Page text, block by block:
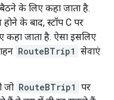
के लिए कहा जाता है.
के बाद, स्टॉप C पर
जाता है. ऐसा इसलिए
RouteBTrip1 सेवाएं
जो RouteBTrip1 पर